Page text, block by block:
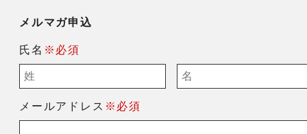
メルマガ申込
氏名 ※必須
メールアドレス ※必須